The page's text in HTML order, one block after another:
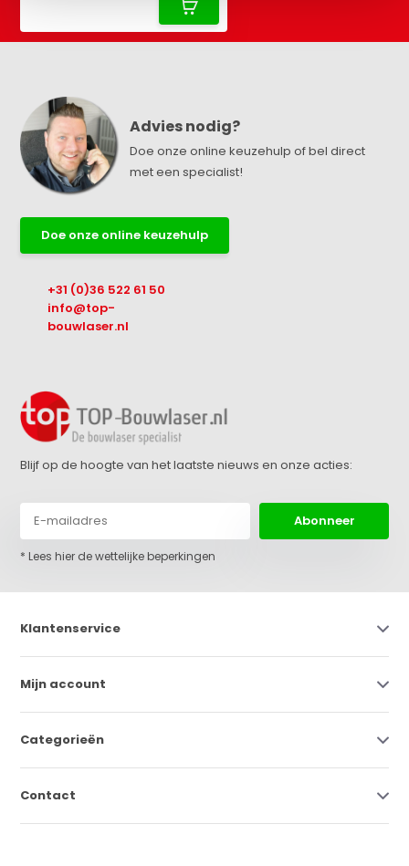
Advies nodig?
Doe onze online keuzehulp of bel direct
met een specialist!
Doe onze online keuzehulp
+31 (0)36 522 61 50
info@top-
bouwlaser.nl
Blijf op de hoogte van het laatste nieuws en onze acties:
Abonneer
* Lees hier de wettelijke beperkingen
Klantenservice
Mijn account
Categorieën
Contact